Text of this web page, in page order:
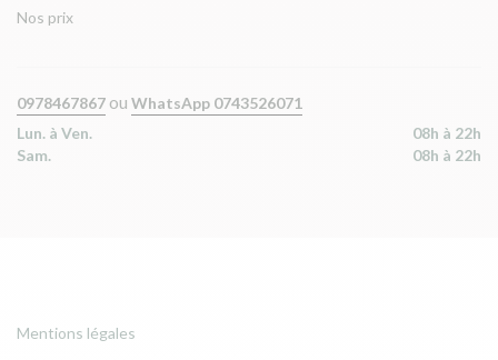
Nos prix
0978467867 ou WhatsApp 0743526071
Lun. à Ven.
08h à 22h
Sam.
08h à 22h
Mentions légales